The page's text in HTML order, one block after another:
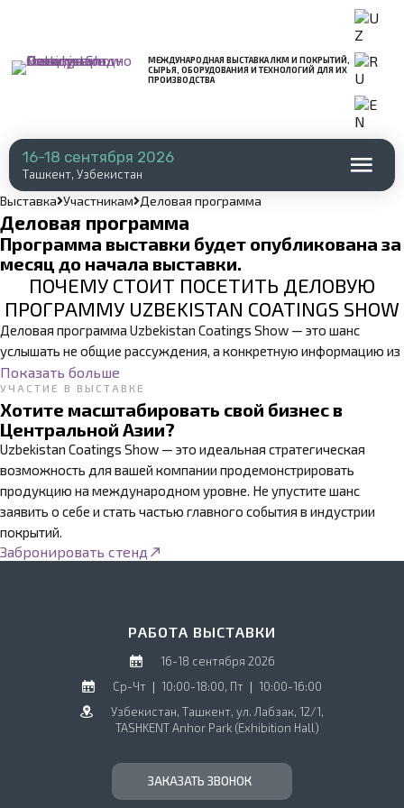
МЕЖДУНАРОДНАЯ ВЫСТАВКА ЛКМ И ПОКРЫТИЙ,
СЫРЬЯ, ОБОРУДОВАНИЯ И ТЕХНОЛОГИЙ ДЛЯ ИХ
ПРОИЗВОДСТВА
16-18 сентября 2026
Ташкент, Узбекистан
Выставка Участникам Деловая программа
Деловая программа
Программа выставки будет опубликована за
месяц до начала выставки.
ПОЧЕМУ СТОИТ ПОСЕТИТЬ ДЕЛОВУЮ
ПРОГРАММУ UZBEKISTAN COATINGS SHOW
Деловая программа Uzbekistan Coatings Show — это шанс
услышать не общие рассуждения, а конкретную информацию из
первых рук: от экспертов, производителей, технологов и
руководителей компаний, которые сами работают в отрасли. На
конференциях, семинарах и презентациях обсуждают то, что
действительно меняется прямо сейчас — новые технологии,
тенденции рынка, перспективы развития.
Ценность здесь не только в новых знаниях о материалах и
оборудовании, но и в практике, которую можно применить сразу
после выставки. Разбирают реальные кейсы, говорят об
устойчивом производстве, цифровизации, автоматизации,
Особенно полезна программа тем, кто напрямую влияет на
развитие производства — руководителям, технологам,
инженерам, специалистам R&D и закупщикам. Живое общение
со спикерами даёт то, чего не найти в отчётах: можно задать
конкретный вопрос, обменяться опытом с коллегами и завязать
Именно сочетание масштабной экспозиции и насыщенной
Показать больше
УЧАСТИЕ В ВЫСТАВКЕ
Хотите масштабировать свой бизнес в
Центральной Азии?
Uzbekistan Coatings Show — это идеальная стратегическая
возможность для вашей компании продемонстрировать
продукцию на международном уровне. Не упустите шанс
заявить о себе и стать частью главного события в индустрии
покрытий.
Забронировать стенд
РАБОТА ВЫСТАВКИ
16-18 сентября 2026
Ср-Чт ❘ 10:00-18:00, Пт ❘ 10:00-16:00
Узбекистан, Ташкент, ул. Лабзак, 12/1,
TASHKENT Anhor Park (Exhibition Hall)
ЗАКАЗАТЬ ЗВОНОК